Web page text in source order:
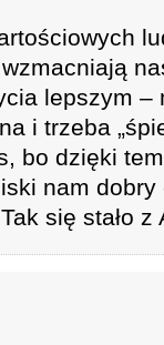
lepszym –
i trzeba
bo dzięki
nam dobry
się stało